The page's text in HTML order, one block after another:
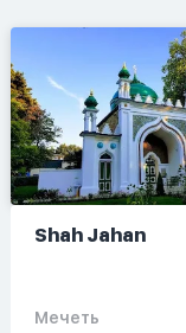
Shah Jahan
Мечеть